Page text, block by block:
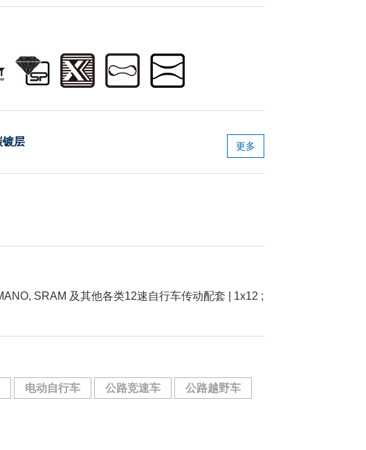
镀层 更多
SRAM 及其他各类12速自行车传动配套 | 1x12 ;
电动自行车 公路竞速车 公路越野车